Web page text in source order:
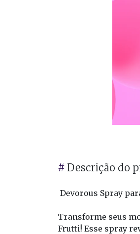
# Descrição do
Devorous Spray
Transforme seus
Frutti! Esse spray